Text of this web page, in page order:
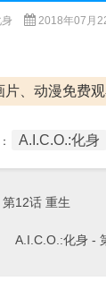
2018年07月
片、动漫免费
A.I.C.O.:化身
12话 重生
A.I.C.O.:化身 -